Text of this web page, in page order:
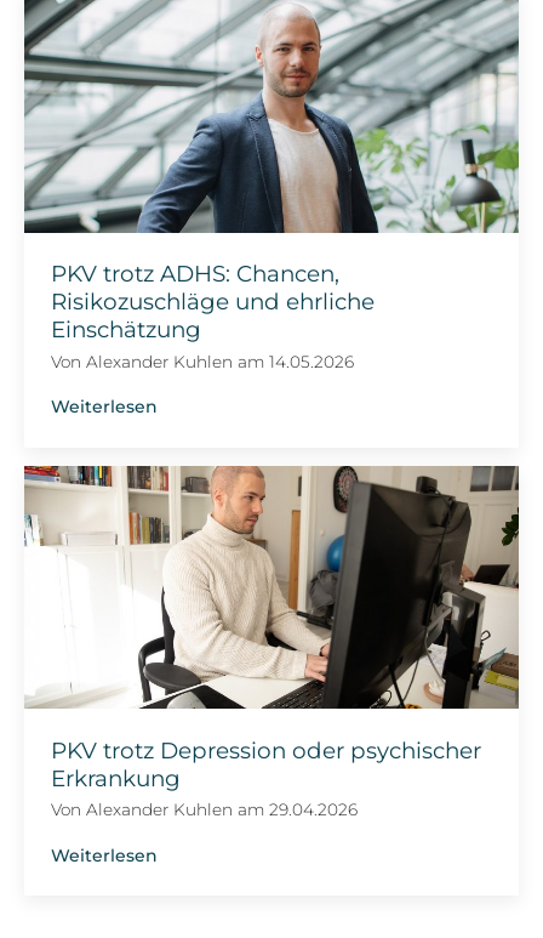
PKV trotz ADHS: Chancen,
Risikozuschläge und ehrliche
Einschätzung
VonAlexander Kuhlen am14.05.2026
Weiterlesen
PKV trotz Depression oder psychischer
Erkrankung
VonAlexander Kuhlen am29.04.2026
Weiterlesen